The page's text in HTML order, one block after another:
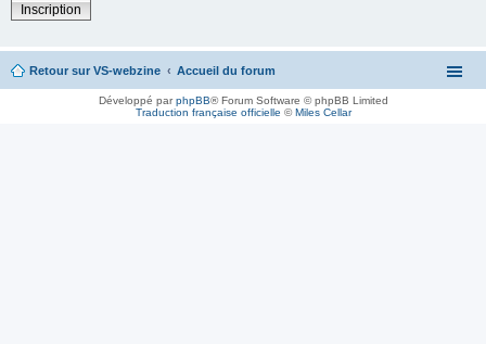
Inscription
Retour sur VS-webzine Accueil du forum
Développé parphpBB® Forum Software © phpBB Limited
Traduction française officielle ©Miles Cellar